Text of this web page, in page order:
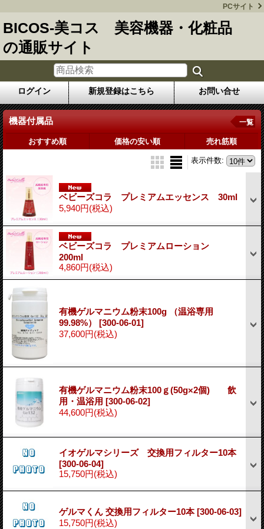
PCサイト
BICOS-美コス 美容機器・化粧品
の通販サイト
ログイン 新規登録はこちら お問い合せ
機器付属品 一覧
おすすめ順 価格の安い順 売れ筋順
表示件数:
ベビーズコラ プレミアムエッセンス 30ml
5,940円(税込)
ベビーズコラ プレミアムローション
200ml
4,860円(税込)
有機ゲルマニウム粉末100g （温浴専用
99.98%） [300-06-01]
37,600円(税込)
有機ゲルマニウム粉末100ｇ(50g×2個) 飲
用・温浴用 [300-06-02]
44,600円(税込)
イオゲルマシリーズ 交換用フィルター10本
[300-06-04]
15,750円(税込)
ゲルマくん 交換用フィルター10本[300-06-03]
15,750円(税込)